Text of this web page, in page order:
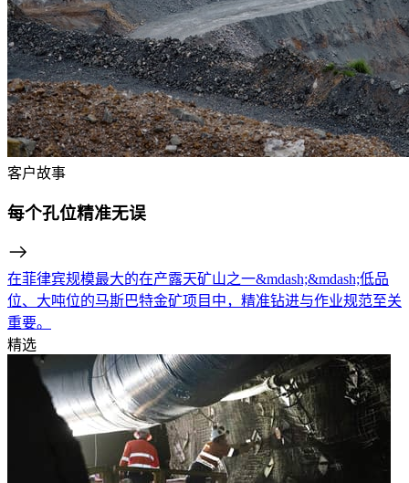
客户故事
每个孔位精准无误
在菲律宾规模最大的在产露天矿山之一&mdash;&mdash;低品
位、大吨位的马斯巴特金矿项目中，精准钻进与作业规范至关
重要。
精选